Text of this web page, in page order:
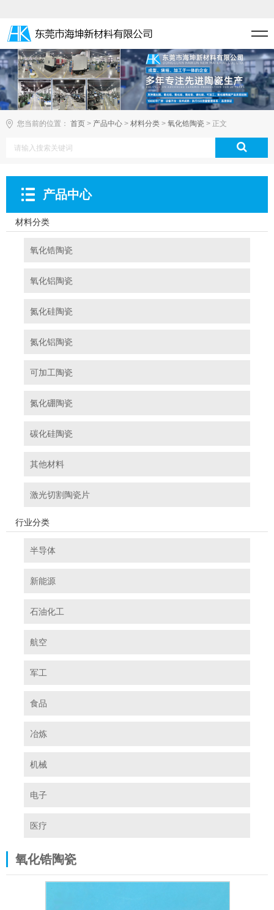
您当前的位置： 首页 > 产品中心 > 材料分类 > 氧化锆陶瓷 > 正文
产品中心
材料分类
氧化锆陶瓷
氧化铝陶瓷
氮化硅陶瓷
氮化铝陶瓷
可加工陶瓷
氮化硼陶瓷
碳化硅陶瓷
其他材料
激光切割陶瓷片
行业分类
半导体
新能源
石油化工
航空
军工
食品
冶炼
机械
电子
医疗
氧化锆陶瓷